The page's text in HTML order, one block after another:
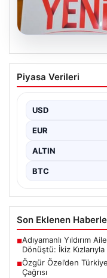
Özgür
Meclis’teki ilk grup
Piyasa Verileri
USD
EUR
ALTIN
BTC
Son Eklenen
■Adıyamanlı Yıldırım
Dönüştü: İkiz
■Özgür Özel’den
Çağrısı